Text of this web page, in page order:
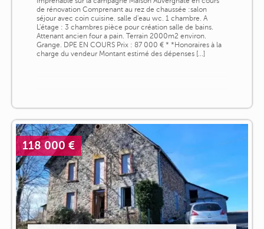
de rénovation Comprenant au rez de chaussée :salon
séjour avec coin cuisine. salle d'eau wc. 1 chambre. A
L'étage : 3 chambres pièce pour création salle de bains.
Attenant ancien four a pain. Terrain 2000m2 environ.
Grange. DPE EN COURS Prix : 87 000 € * *Honoraires à la
charge du vendeur Montant estimé des dépenses [...]
118 000 €